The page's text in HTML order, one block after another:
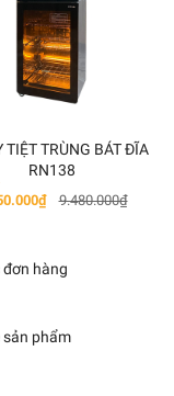
1064x700x500 mm
độ hút + chế độ hút
TIỆT TRÙNG BÁT ĐĨA
RN138
9.480.000₫
hàng
sản phẩm